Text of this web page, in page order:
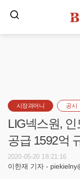
시장과머니 공시
LIG넥스원,
공급 1592억
2020-05-20 18:21:16
이한재 기자 -